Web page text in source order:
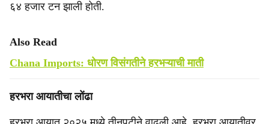
६४ हजार टन झाली होती.
Also Read
Chana Imports: धोरण विसंगतीने हरभऱ्याची माती
हरभरा आयातीचा लोंढा